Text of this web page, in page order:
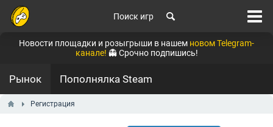
Поиск игр
Новости площадки и розыгрыши в нашем новом Telegram-
канале! 👻 Срочно подпишись!
Рынок Пополнялка Steam
Регистрация